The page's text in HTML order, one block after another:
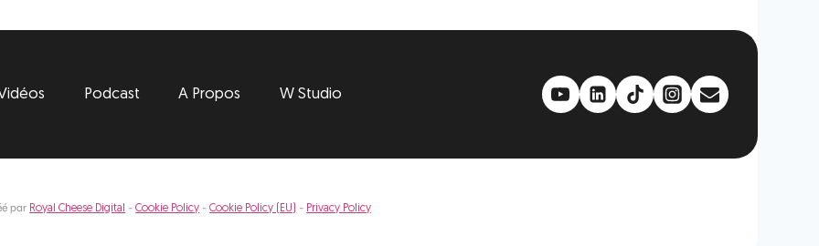
Podcast A Propos W Studio
par Royal Cheese Digital -Cookie Policy -Cookie Policy (EU) - Privacy Policy